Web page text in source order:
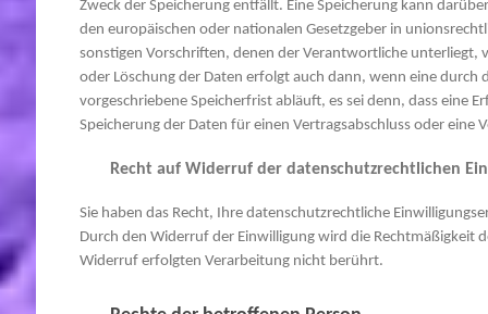
Zweck der Speicherung entfällt. Eine Speicherung kann
den europäischen oder nationalen Gesetzgeber in
sonstigen Vorschriften, denen der Verantwortliche unterliegt,
oder Löschung der Daten erfolgt auch dann, wenn eine durch
vorgeschriebene Speicherfrist abläuft, es sei denn, dass eine
Speicherung der Daten für einen Vertragsabschluss oder eine
Recht auf Widerruf der datenschutzrechtlichen
Sie haben das Recht, Ihre datenschutzrechtliche
Durch den Widerruf der Einwilligung wird die Rechtmäßigkeit
Widerruf erfolgten Verarbeitung nicht berührt.